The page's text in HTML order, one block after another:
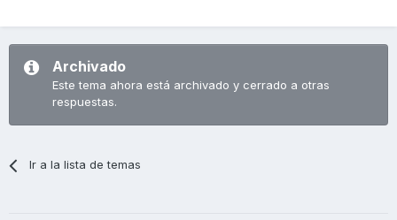
Archivado
Este tema ahora está archivado y cerrado a otras
respuestas.
Ir a la lista de temas